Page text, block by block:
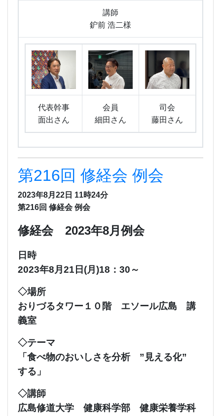
講師
鈩前 浩二様
代表幹事
面出さん
会員
細田さん
司会
藤田さん
第216回 修経会 例会
2023年8月22日 11時24分
第216回 修経会 例会
修経会 2023年8月例会
日時
2023年8月21日(月)18：30～
◇場所
おりづるタワー１０階 エソール広島 講
義室
◇テーマ
「食べ物のおいしさを分析 ”見える化”
する」
◇講師
広島修道大学 健康科学部 健康栄養学科